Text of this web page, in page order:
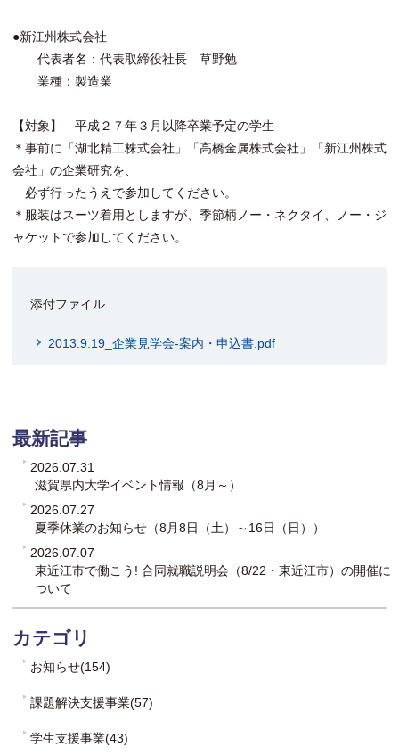
●新江州株式会社
代表者名：代表取締役社長 草野勉
業種：製造業
【対象】 平成２７年３月以降卒業予定の学生
＊事前に「湖北精工株式会社」「高橋金属株式会社」「新江州株式
会社」の企業研究を、
必ず行ったうえで参加してください。
＊服装はスーツ着用としますが、季節柄ノー・ネクタイ、ノー・ジ
ャケットで参加してください。
添付ファイル
2013.9.19_企業見学会-案内・申込書.pdf
最新記事
2026.07.31
滋賀県内大学イベント情報（8月～）
2026.07.27
夏季休業のお知らせ（8月8日（土）～16日（日））
2026.07.07
東近江市で働こう! 合同就職説明会（8/22・東近江市）の開催に
ついて
カテゴリ
お知らせ(154)
課題解決支援事業(57)
学生支援事業(43)